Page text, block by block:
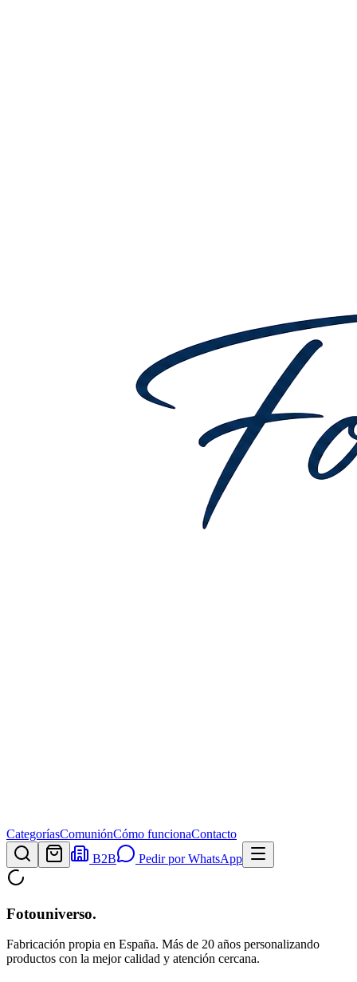
CategoríasComuniónCómo funcionaContacto
B2B
Pedir por WhatsApp
Fotouniverso.
Fabricación propia en España. Más de 20 años personalizando
productos con la mejor calidad y atención cercana.